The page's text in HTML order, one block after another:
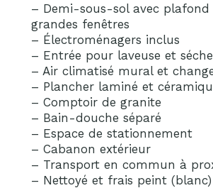
– Demi-sous-sol avec plafond
grandes fenêtres
– Électroménagers inclus
– Entrée pour laveuse et
– Air climatisé mural et
– Plancher laminé et
– Comptoir de granite
– Bain-douche séparé
– Espace de stationnement
– Cabanon extérieur
– Transport en commun à
– Nettoyé et frais peint (blanc)